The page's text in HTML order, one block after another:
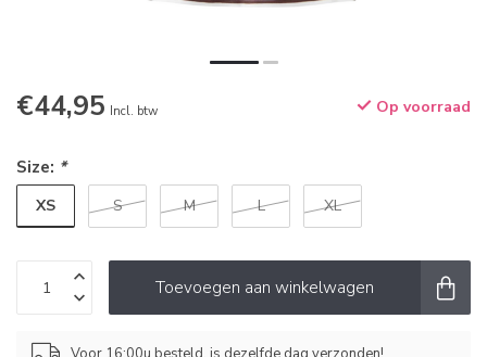
€44,95 Incl. btw Op voorraad
Size: *
XS S M L XL
Toevoegen aan winkelwagen